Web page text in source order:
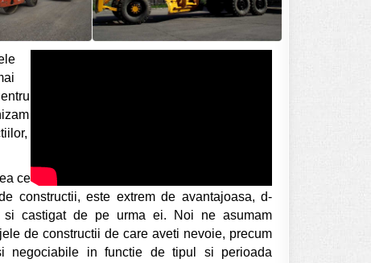
ce
constructii, este extrem de avantajoasa, d-
si castigat de pe urma ei. Noi ne asumam
de constructii de care aveti nevoie, precum
negociabile in functie de tipul si perioada